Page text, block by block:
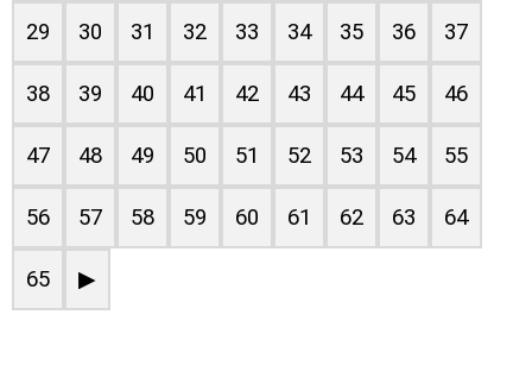
29 30 31 32 33 34 35 36 37
38 39 40 41 42 43 44 45 46
47 48 49 50 51 52 53 54 55
56 57 58 59 60 61 62 63 64
65 ▶